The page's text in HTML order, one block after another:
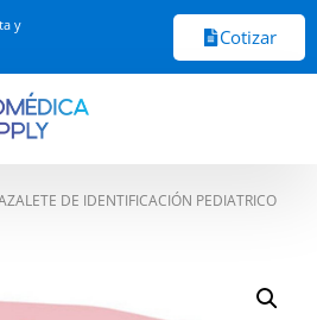
y
Cotizar
DE IDENTIFICACIÓN PEDIATRICO